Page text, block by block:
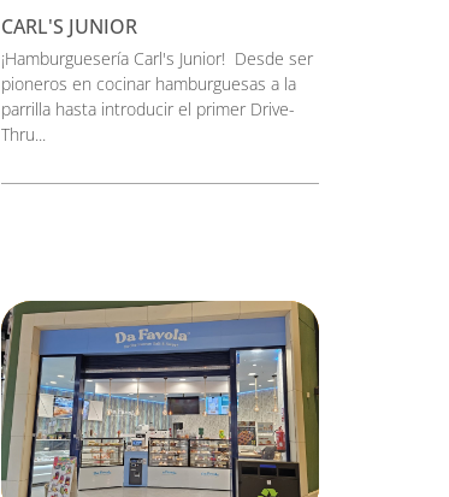
CARL'S JUNIOR
¡Hamburguesería Carl's Junior! Desde ser
pioneros en cocinar hamburguesas a la
parrilla hasta introducir el primer Drive-
Thru...